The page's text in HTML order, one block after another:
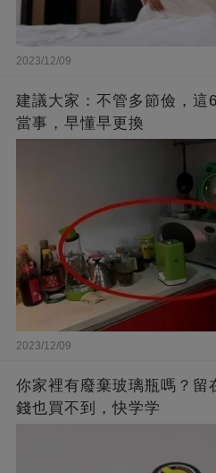
2023/12/09
建議大家：不管多節儉，這
當事，早懂早更換
2023/12/09
你家裡有廢棄玻璃瓶嗎？留
錢也買不到，快学学